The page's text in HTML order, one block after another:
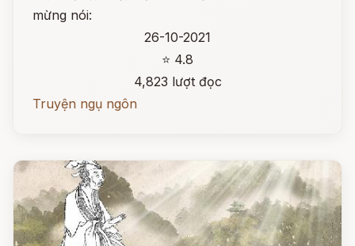
mừng nói:
26-10-2021
⭐ 4.8
4,823 lượt đọc
Truyện ngụ ngôn